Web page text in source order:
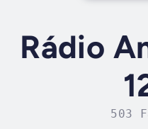
Rádio
503